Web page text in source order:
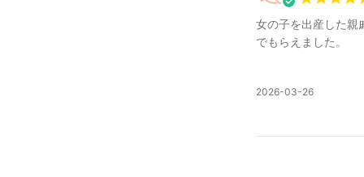
女の子を出産した親
でもらえました。
公
2026-03-26